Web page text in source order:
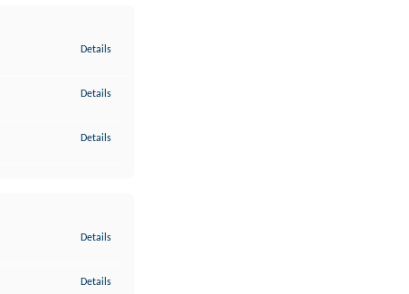
Details
Details
Details
Details
Details